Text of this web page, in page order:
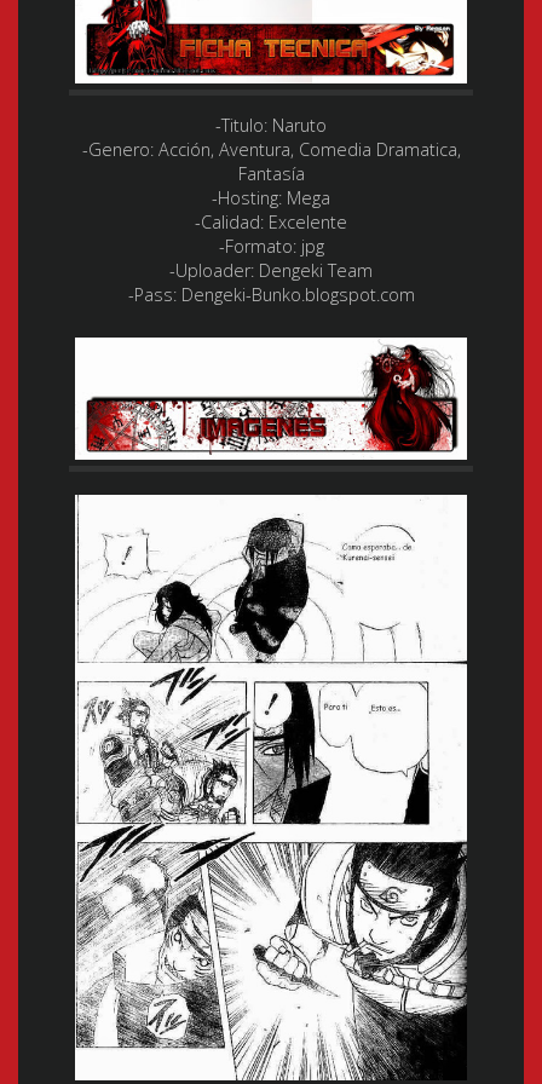
-Titulo: Naruto
-Genero:Acción, Aventura, Comedia Dramatica,
Fantasía
-Hosting: Mega
-Calidad: Excelente
-Formato:jpg
-Uploader: Dengeki Team
-Pass: Dengeki-Bunko.blogspot.com